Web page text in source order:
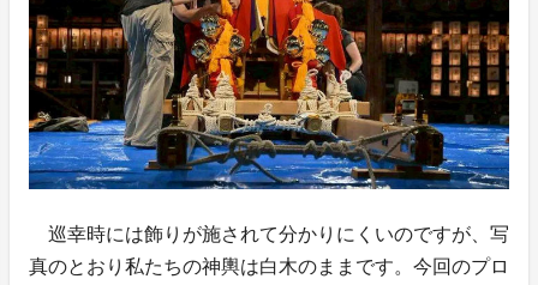
巡幸時には飾りが施されて分かりにくいのですが、写
真のとおり私たちの神輿は白木のままです。今回のプロ